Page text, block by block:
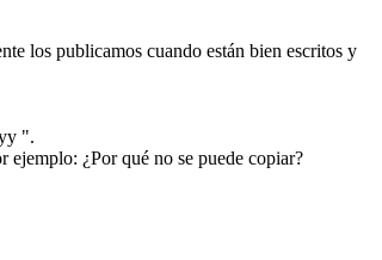
los publicamos cuando están bien escritos y
".
ejemplo: ¿Por qué no se puede copiar?